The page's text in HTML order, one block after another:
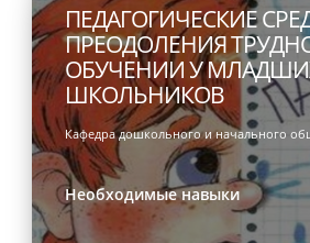
ПЕДАГОГИЧЕСКИЕ
ПРЕОДОЛЕНИЯ
ОБУЧЕНИИ У
ШКОЛЬНИКОВ
Кафедра дошкольного и начального
Необходимые навыки